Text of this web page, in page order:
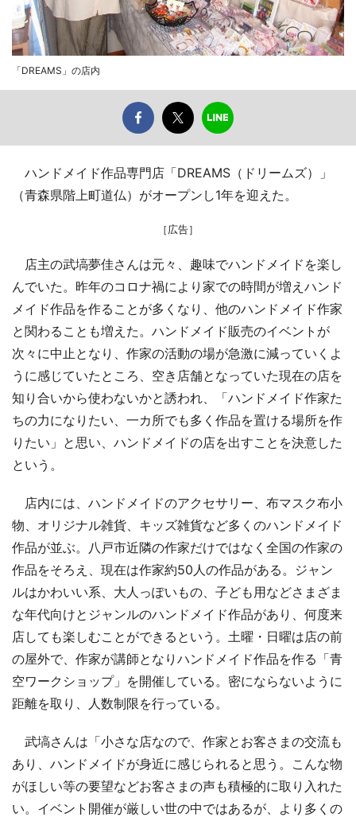
「DREAMS」の店内
ハンドメイド作品専門店「DREAMS（ドリームズ）」
（青森県階上町道仏）がオープンし1年を迎えた。
［広告］
店主の武塙夢佳さんは元々、趣味でハンドメイドを楽し
んでいた。昨年のコロナ禍により家での時間が増えハンド
メイド作品を作ることが多くなり、他のハンドメイド作家
と関わることも増えた。ハンドメイド販売のイベントが
次々に中止となり、作家の活動の場が急激に減っていくよ
うに感じていたところ、空き店舗となっていた現在の店を
知り合いから使わないかと誘われ、「ハンドメイド作家た
ちの力になりたい、一カ所でも多く作品を置ける場所を作
りたい」と思い、ハンドメイドの店を出すことを決意した
という。
店内には、ハンドメイドのアクセサリー、布マスク布小
物、オリジナル雑貨、キッズ雑貨など多くのハンドメイド
作品が並ぶ。八戸市近隣の作家だけではなく全国の作家の
作品をそろえ、現在は作家約50人の作品がある。ジャン
ルはかわいい系、大人っぽいもの、子ども用などさまざま
な年代向けとジャンルのハンドメイド作品があり、何度来
店しても楽しむことができるという。土曜・日曜は店の前
の屋外で、作家が講師となりハンドメイド作品を作る「青
空ワークショップ」を開催している。密にならないように
距離を取り、人数制限を行っている。
武塙さんは「小さな店なので、作家とお客さまの交流も
あり、ハンドメイドが身近に感じられると思う。こんな物
がほしい等の要望などお客さまの声も積極的に取り入れた
い。イベント開催が厳しい世の中ではあるが、より多くの